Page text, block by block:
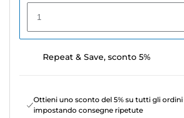
1
Repeat & Save, sconto 5%
Ottieni uno sconto del 5% su tutti gli
impostando consegne ripetute